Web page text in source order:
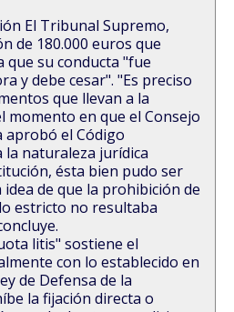
El Tribunal Supremo,
de 180.000 euros que
que su conducta "fue
y debe cesar". "Es preciso
que llevan a la
momento en que el Consejo
aprobó el Código
la naturaleza jurídica
ésta bien pudo ser
idea de que la prohibición de
estricto no resultaba
litis" sostiene el
con lo establecido en
de Defensa de la
la fijación directa o